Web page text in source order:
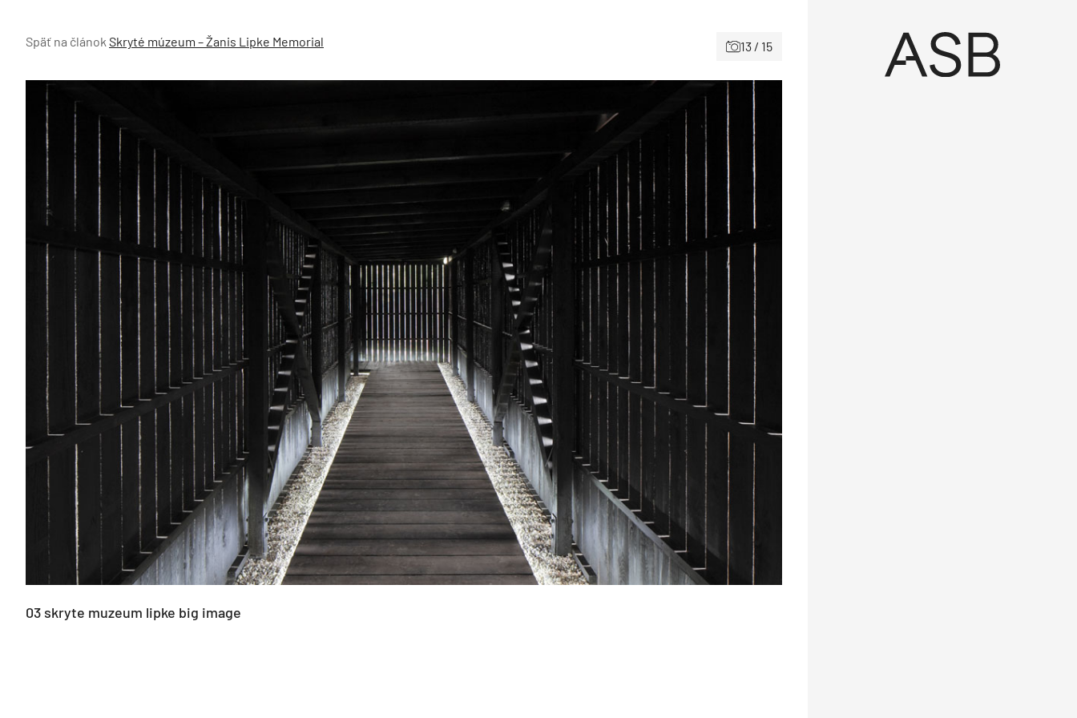
Späť na článok Skryté múzeum – Žanis Lipke Memorial 13 / 15
03 skryte muzeum lipke big image